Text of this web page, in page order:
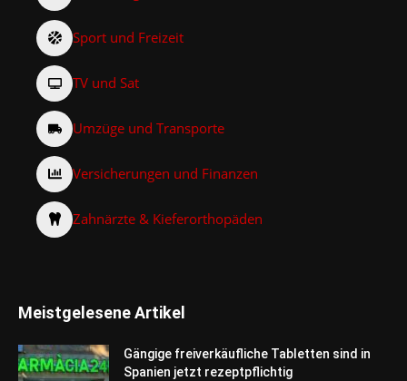
Sport und Freizeit
TV und Sat
Umzüge und Transporte
Versicherungen und Finanzen
Zahnärzte & Kieferorthopäden
Meistgelesene Artikel
Gängige freiverkäufliche Tabletten sind in
Spanien jetzt rezeptpflichtig